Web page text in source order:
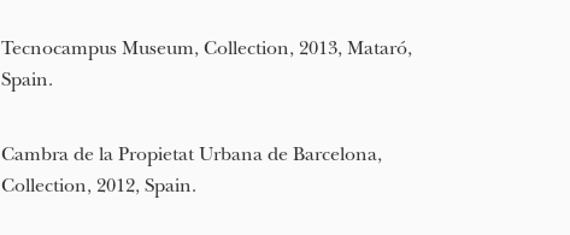
Tecnocampus Museum, Collection, 2013, Mataró,
Spain.
Cambra de la Propietat Urbana de Barcelona,
Collection, 2012, Spain.